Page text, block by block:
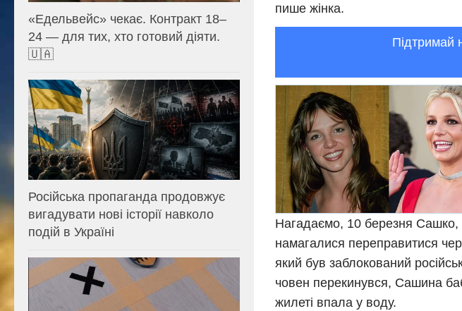
пише жінка.
Підтримай
Нагадаємо, 10 березня
намагалися переправитися
який був заблокований
човен перекинувся, Сашина
жилеті впала у воду.
«Едельвейс» чекає. Контракт 18–
24 — для тих, хто готовий діяти.
🇺🇦
Російська пропаганда продовжує
вигадувати нові історії навколо
подій в Україні